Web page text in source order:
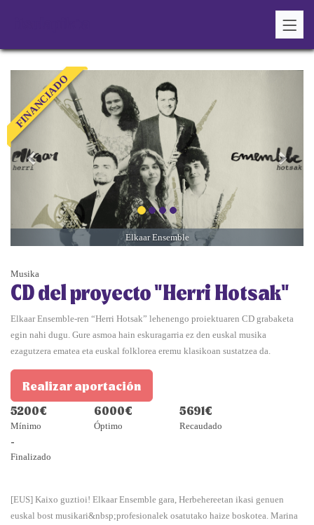
FINANCIADO
Elkaar Ensemble
&laquo;
Previous
Musika
CD del proyecto "Herri Hotsak"
Elkaar Ensemble-ren “Herri Hotsak” lehenengo proiektuaren CD grabaketa
egin nahi dugu. Gure asmoa hain eskuragarria ez den euskal musika
ezagutzera ematea eta euskal folklorea eremu klasikoan sustatzea da.
Realizar aportación
5200€
Mínimo
6000€
Óptimo
5691€
Recaudado
-
Finalizado
[EUS] Kaixo guztioi! Elkaar Ensemble gara, Herbehereetan ikasi genuen
euskal bost musikari&nbsp;profesionalek osatutako haize boskotea. Marina